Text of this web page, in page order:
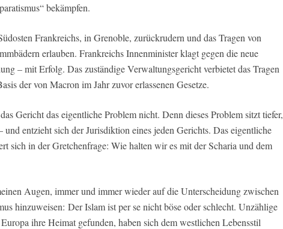
bekämpfen.
Frankreichs, in Grenoble, zurückrudern und das Tragen von
erlauben. Frankreichs Innenminister klagt gegen die neue
– mit Erfolg. Das zuständige Verwaltungsgericht verbietet das Tragen
der von Macron im Jahr zuvor erlassenen Gesetze.
Gericht das eigentliche Problem nicht. Denn dieses Problem sitzt tiefer,
und entzieht sich der Jurisdiktion eines jeden Gerichts. Das eigentliche
sich in der Gretchenfrage: Wie halten wir es mit der Scharia und dem
Augen, immer und immer wieder auf die Unterscheidung zwischen
hinzuweisen: Der Islam ist per se nicht böse oder schlecht. Unzählige
ihre Heimat gefunden, haben sich dem westlichen Lebensstil